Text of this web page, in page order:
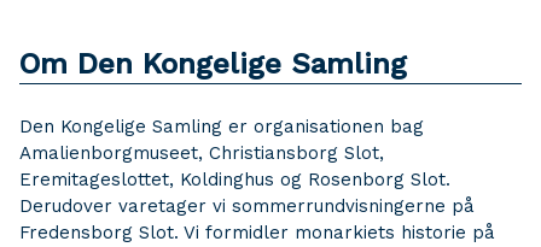
Om Den Kongelige Samling
Den Kongelige Samling er organisationen bag
Amalienborgmuseet, Christiansborg Slot,
Eremitageslottet, Koldinghus og Rosenborg Slot.
Derudover varetager vi sommerrundvisningerne på
Fredensborg Slot. Vi formidler monarkiets historie på